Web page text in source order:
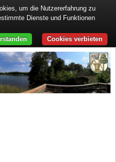
um die Nutzererfahrung zu
Dienste und Funktionen
Cookies verbieten